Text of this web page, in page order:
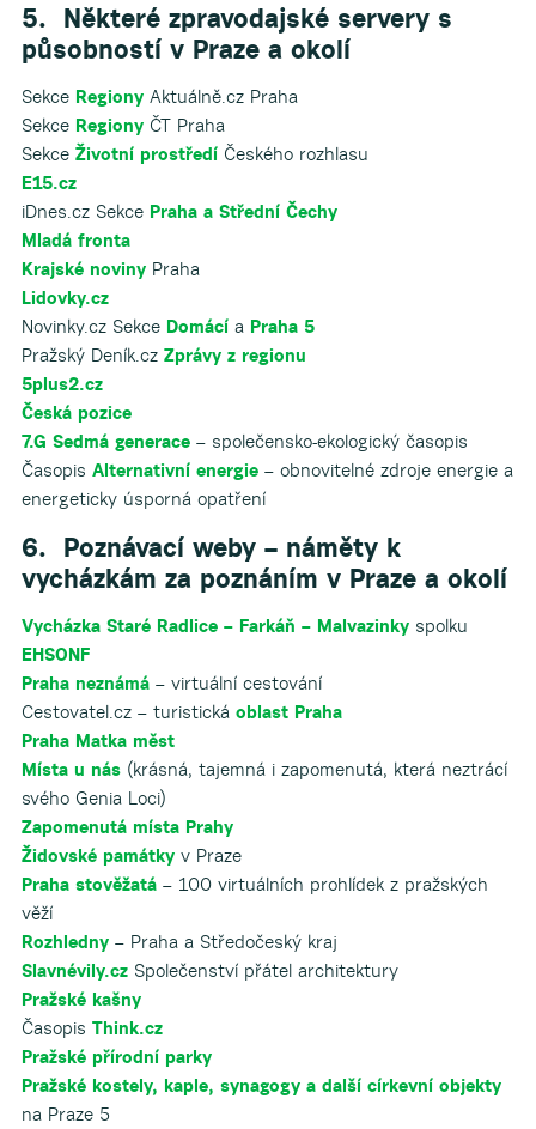
5. Některé zpravodajské servery s
působností v Praze a okolí
Sekce RegionyAktuálně.cz Praha
Sekce RegionyČT Praha
Sekce Životní prostředíČeského rozhlasu
E15.cz
iDnes.cz Sekce Praha a Střední Čechy
Mladá fronta
Krajské novinyPraha
Lidovky.cz
Novinky.cz Sekce Domácía Praha 5
Pražský Deník.cz Zprávy z regionu
5plus2.cz
Česká pozice
7.G Sedmá generace– společensko-ekologický časopis
Časopis Alternativní energie– obnovitelné zdroje energie a
energeticky úsporná opatření
6. Poznávací weby – náměty k
vycházkám za poznáním v Praze a okolí
Vycházka Staré Radlice – Farkáň – Malvazinkyspolku
EHSONF
Praha neznámá– virtuální cestování
Cestovatel.cz – turistická oblast Praha
Praha Matka měst
Místa u nás(krásná, tajemná i zapomenutá, která neztrácí
svého Genia Loci)
Zapomenutá místa Prahy
Židovské památkyv Praze
Praha stověžatá– 100 virtuálních prohlídek z pražských
věží
Rozhledny– Praha a Středočeský kraj
Slavnévily.czSpolečenství přátel architektury
Pražské kašny
Časopis Think.cz
Pražské přírodní parky
Pražské kostely, kaple, synagogy a další církevní objekty
na Praze 5